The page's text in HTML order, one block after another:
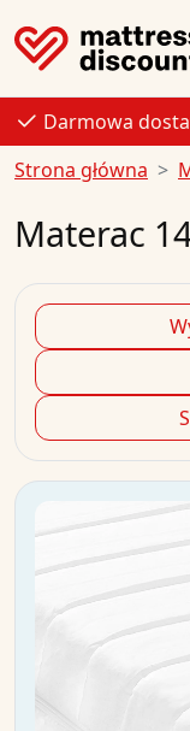
Darmowa
Strona główna
Materac